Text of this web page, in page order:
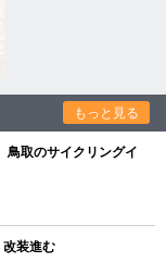
もっと見る
取のサイクリングイ
装進む